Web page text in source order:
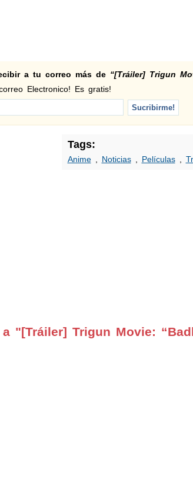
a tu correo más de “[Tráiler] Trigun
Electronico! Es gratis!
Tags:
Anime, Noticias, Películas,
a "[Tráiler] Trigun Movie: